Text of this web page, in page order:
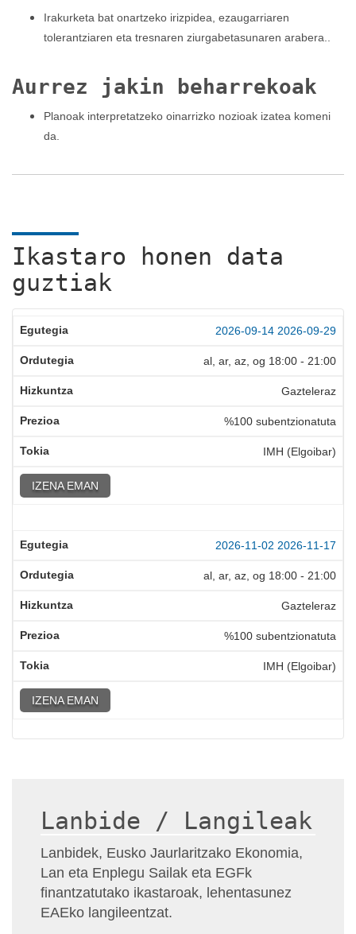
Irakurketa bat onartzeko irizpidea, ezaugarriaren
tolerantziaren eta tresnaren ziurgabetasunaren arabera..
Aurrez jakin beharrekoak
Planoak interpretatzeko oinarrizko nozioak izatea komeni
da.
Ikastaro honen data
guztiak
2026-09-14 2026-09-29
al, ar, az, og 18:00 - 21:00
Gazteleraz
%100 subentzionatuta
IMH (Elgoibar)
IZENA EMAN
2026-11-02 2026-11-17
al, ar, az, og 18:00 - 21:00
Gazteleraz
%100 subentzionatuta
IMH (Elgoibar)
IZENA EMAN
Lanbide / Langileak
Lanbidek, Eusko Jaurlaritzako Ekonomia,
Lan eta Enplegu Sailak eta EGFk
finantzatutako ikastaroak, lehentasunez
EAEko langileentzat.